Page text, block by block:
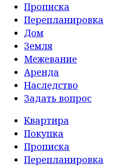
Прописка
Перепланировка
Дом
Земля
Межевание
Аренда
Наследство
Задать вопрос
Квартира
Покупка
Прописка
Перепланировка